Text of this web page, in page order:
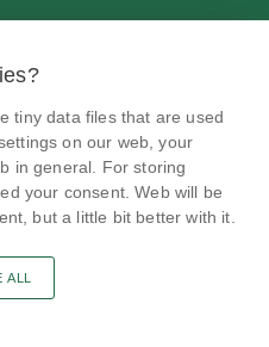
szpi.gov.cz
tiny data files that are used
on our web, your
in general. For storing
your consent. Web will be
but a little bit better with it.
ALL